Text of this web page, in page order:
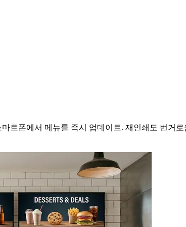
트폰에서 메뉴를 즉시 업데이트. 재인쇄도 번거